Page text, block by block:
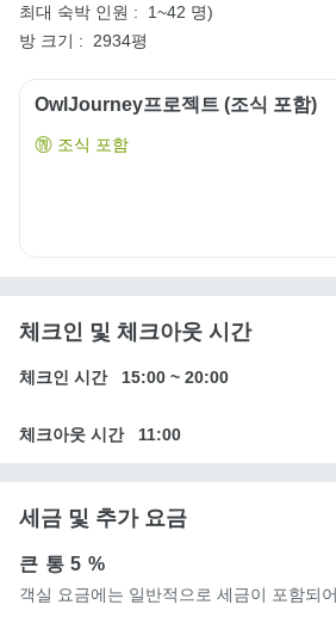
최대 숙박 인원 :
1~42 명)
방 크기 :
2934평
OwlJourney프로젝트 (조식 포함)
조식 포함
체크인 및 체크아웃 시간
체크인 시간 15:00 ~ 20:00
체크아웃 시간 11:00
세금 및 추가 요금
큰 통5 %
객실 요금에는 일반적으로 세금이 포함되